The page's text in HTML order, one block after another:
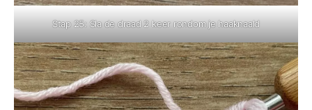
Stap 25: Sla de draad 2 keer rondom je haaknaald